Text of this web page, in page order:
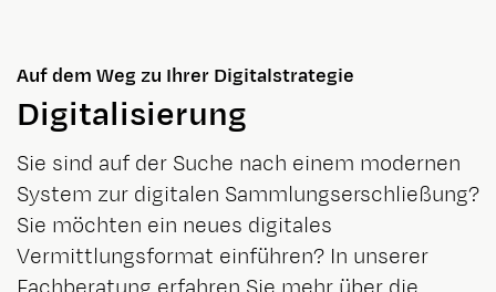
Auf dem Weg zu Ihrer Digitalstrategie
Digitalisierung
Sie sind auf der Suche nach einem modernen
System zur digitalen Sammlungserschließung?
Sie möchten ein neues digitales
Vermittlungsformat einführen? In unserer